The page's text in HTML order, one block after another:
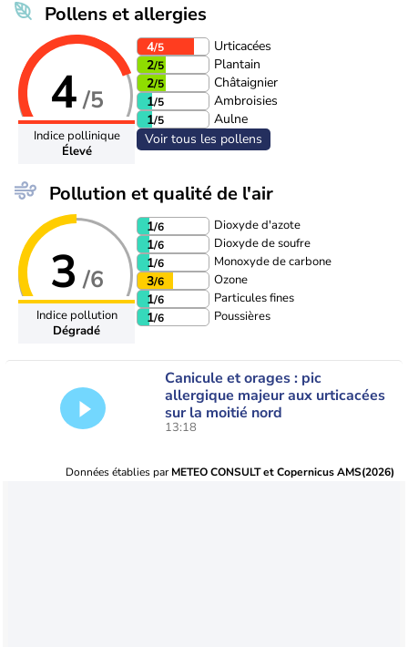
Pollens et allergies
4/5
Indice pollinique
Élevé
4/5
Urticacées
2/5
Plantain
2/5
Châtaignier
1/5
Ambroisies
1/5
Aulne
Voir tous les pollens
Pollution et qualité de l'air
3 /6
Indice pollution
Dégradé
1/6 Dioxyde d'azote
1/6 Dioxyde de soufre
1/6 Monoxyde de carbone
3/6 Ozone
1/6 Particules fines
1/6 Poussières
Canicule et orages : pic
allergique majeur aux urticacées
sur la moitié nord
13:18
Données établies parMETEO CONSULT et Copernicus AMS(2026)